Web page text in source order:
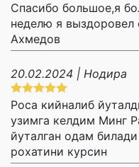
Спасибо большое,я
неделю я
Ахмедов
20.02.2024 | Нодира
Роса кийналиб
узимга келдим Минг
йуталган одам
рохатини курсин